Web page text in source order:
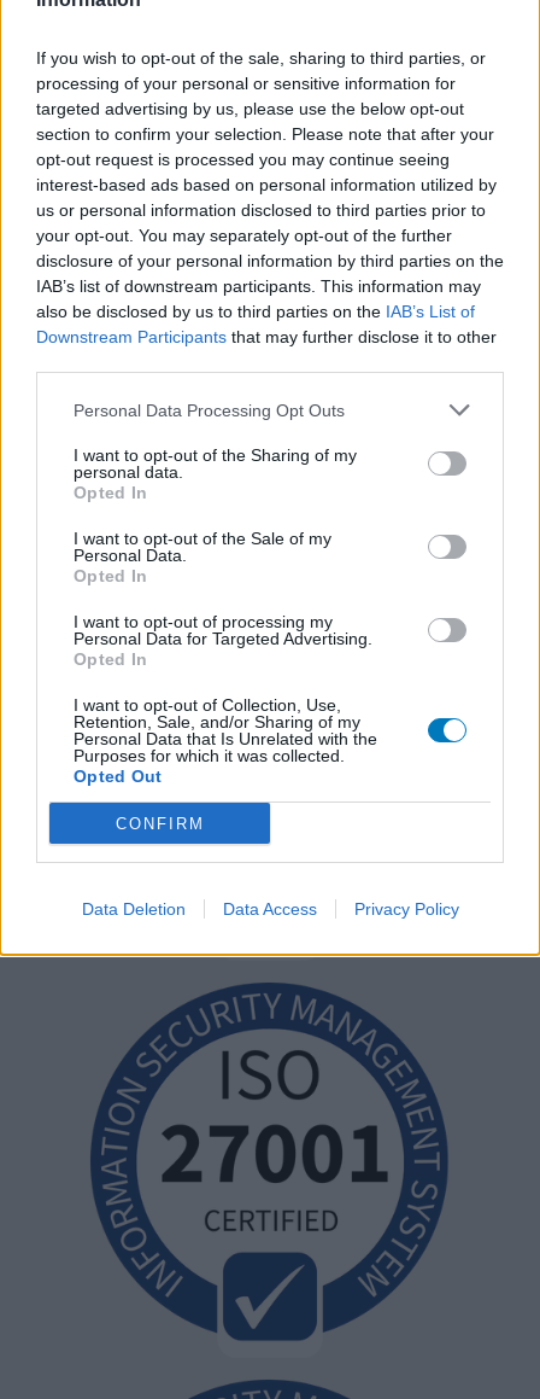
If you wish to opt-out of the sale, sharing to third parties, or
processing of your personal or sensitive information for
targeted advertising by us, please use the below opt-out
section to confirm your selection. Please note that after your
opt-out request is processed you may continue seeing
interest-based ads based on personal information utilized by
us or personal information disclosed to third parties prior to
your opt-out. You may separately opt-out of the further
disclosure of your personal information by third parties on the
IAB’s list of downstream participants. This information may
also be disclosed by us to third parties on the IAB’s List of
Downstream Participants that may further disclose it to other
Personal Data Processing Opt Outs
I want to opt-out of the Sharing of my
personal data.
Opted In
I want to opt-out of the Sale of my
Personal Data.
Opted In
I want to opt-out of processing my
Personal Data for Targeted Advertising.
Opted In
I want to opt-out of Collection, Use,
Retention, Sale, and/or Sharing of my
Personal Data that Is Unrelated with the
Purposes for which it was collected.
Opted Out
CONFIRM
Data Deletion Data Access Privacy Policy
Acne
Dexamfetamine (446)
ADHD - psychostimulantia
Euthyrox (436)
Schildklier - hypothyroidie (traagwerkend)
De reviews op deze pagina zijn door de gebruikers
gegenereerd en vervolgens gelezen en aangepast alvorens
goedkeuring, om zo te voldoen aan onze standaarden wat betreft
een review voor een medicijn. Voor het delen van ervaringen is
die van de eigenaar van deze website. Denk er aan dat de
voor medisch advies altijd contact op moet nemen met uw arts of
apotheker.